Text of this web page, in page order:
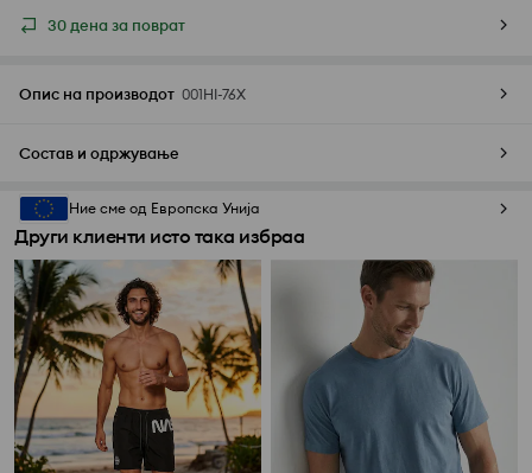
30 дена за поврат
Опис на производот 001HI-76X
Состав и одржување
Ние сме од Европска Унија
Други клиенти исто така избраа